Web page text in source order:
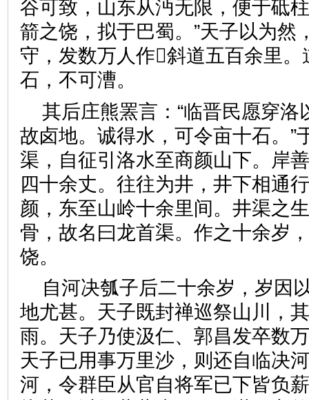
谷可致，山东从沔无限，便于砥
箭之饶，拟于巴蜀。”天子以为然
守，发数万人作斜道五百余里
石，不可漕。
其后庄熊罴言：“临晋民愿穿洛
故卤地。诚得水，可令亩十石。”
渠，自征引洛水至商颜山下。岸
四十余丈。往往为井，井下相通
颜，东至山岭十余里间。井渠之
骨，故名曰龙首渠。作之十余岁
饶。
自河决瓠子后二十余岁，岁因
地尤甚。天子既封禅巡祭山川，
雨。天子乃使汲仁、郭昌发卒数
天子已用事万里沙，则还自临决
河，令群臣从官自将军已下皆负